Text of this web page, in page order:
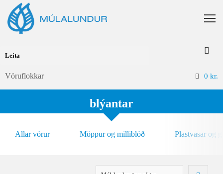
Vöruflokkar 0 kr.
blýantar
Allar vörur Möppur og milliblöð Plastvasar og